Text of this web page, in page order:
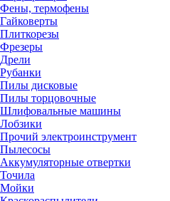
Фены, термофены
Гайковерты
Плиткорезы
Фрезеры
Дрели
Рубанки
Пилы дисковые
Пилы торцовочные
Шлифовальные машины
Лобзики
Прочий электроинструмент
Пылесосы
Аккумуляторные отвертки
Точила
Мойки